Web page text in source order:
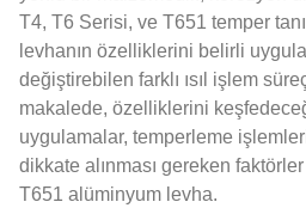
T4, T6 Serisi, ve T651 temper
levhanın özelliklerini belirli
değiştirebilen farklı ısıl işlem
makalede, özelliklerini
uygulamalar, temperleme
dikkate alınması gereken
T651 alüminyum levha.